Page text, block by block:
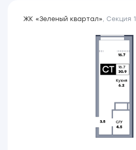
ЖК «Зеленый квартал», Секция 1